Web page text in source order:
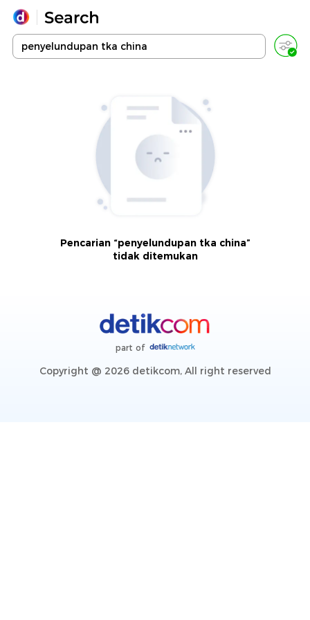
Yang sedang ramai dicari
Terakhir yang dicari
Pencarian “penyelundupan tka china”
tidak ditemukan
part of
Copyright @ 2026 detikcom, All right reserved